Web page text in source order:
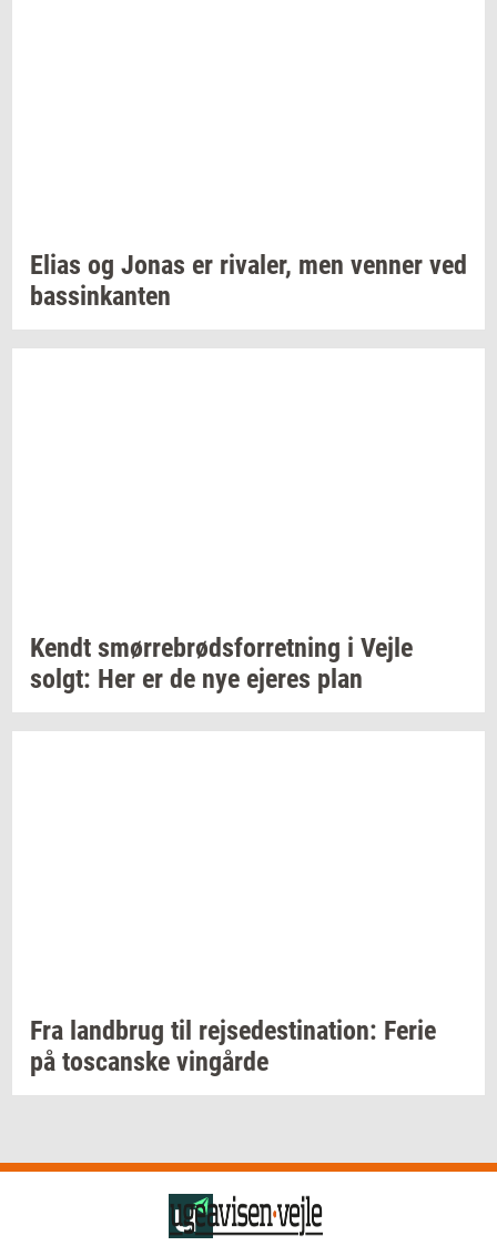
Elias og Jonas er ri­va­ler, men ven­ner ved
bas­sinkan­ten
Kendt smør­re­brød­s­for­ret­ning i Vejle
solgt: Her er de nye eje­res plan
Fra land­brug til rej­se­desti­na­tion: Ferie
på toscan­ske vin­går­de